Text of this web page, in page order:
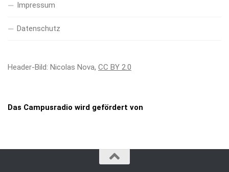
Impressum
Datenschutz
Header-Bild: Nicolas Nova, CC BY 2.0
Das Campusradio wird gefördert von